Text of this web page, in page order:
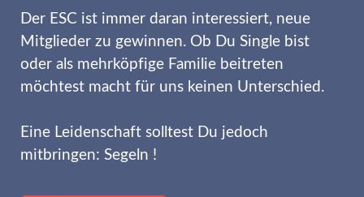
Der ESC ist immer daran interessiert, neue
Mitglieder zu gewinnen. Ob Du Single bist
oder als mehrköpfige Familie beitreten
möchtest macht für uns keinen Unterschied.
Eine Leidenschaft solltest Du jedoch
mitbringen: Segeln !